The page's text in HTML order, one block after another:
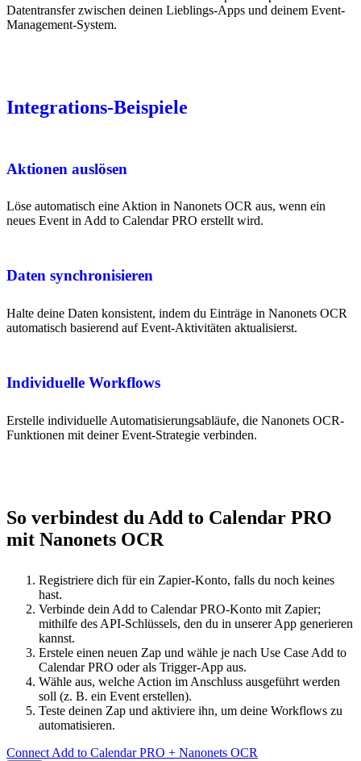
Datentransfer zwischen deinen Lieblings-Apps und deinem Event-
Management-System.
Integrations-Beispiele
Aktionen auslösen
Löse automatisch eine Aktion in Nanonets OCR aus, wenn ein
neues Event in Add to Calendar PRO erstellt wird.
Daten synchronisieren
Halte deine Daten konsistent, indem du Einträge in Nanonets OCR
automatisch basierend auf Event-Aktivitäten aktualisierst.
Individuelle Workflows
Erstelle individuelle Automatisierungsabläufe, die Nanonets OCR-
Funktionen mit deiner Event-Strategie verbinden.
So verbindest du Add to Calendar PRO
mit Nanonets OCR
Registriere dich für ein Zapier-Konto, falls du noch keines
hast.
Verbinde dein Add to Calendar PRO-Konto mit Zapier;
mithilfe des API-Schlüssels, den du in unserer App generieren
kannst.
Erstele einen neuen Zap und wähle je nach Use Case Add to
Calendar PRO oder als Trigger-App aus.
Wähle aus, welche Action im Anschluss ausgeführt werden
soll (z. B. ein Event erstellen).
Teste deinen Zap und aktiviere ihn, um deine Workflows zu
automatisieren.
Connect Add to Calendar PRO + Nanonets OCR